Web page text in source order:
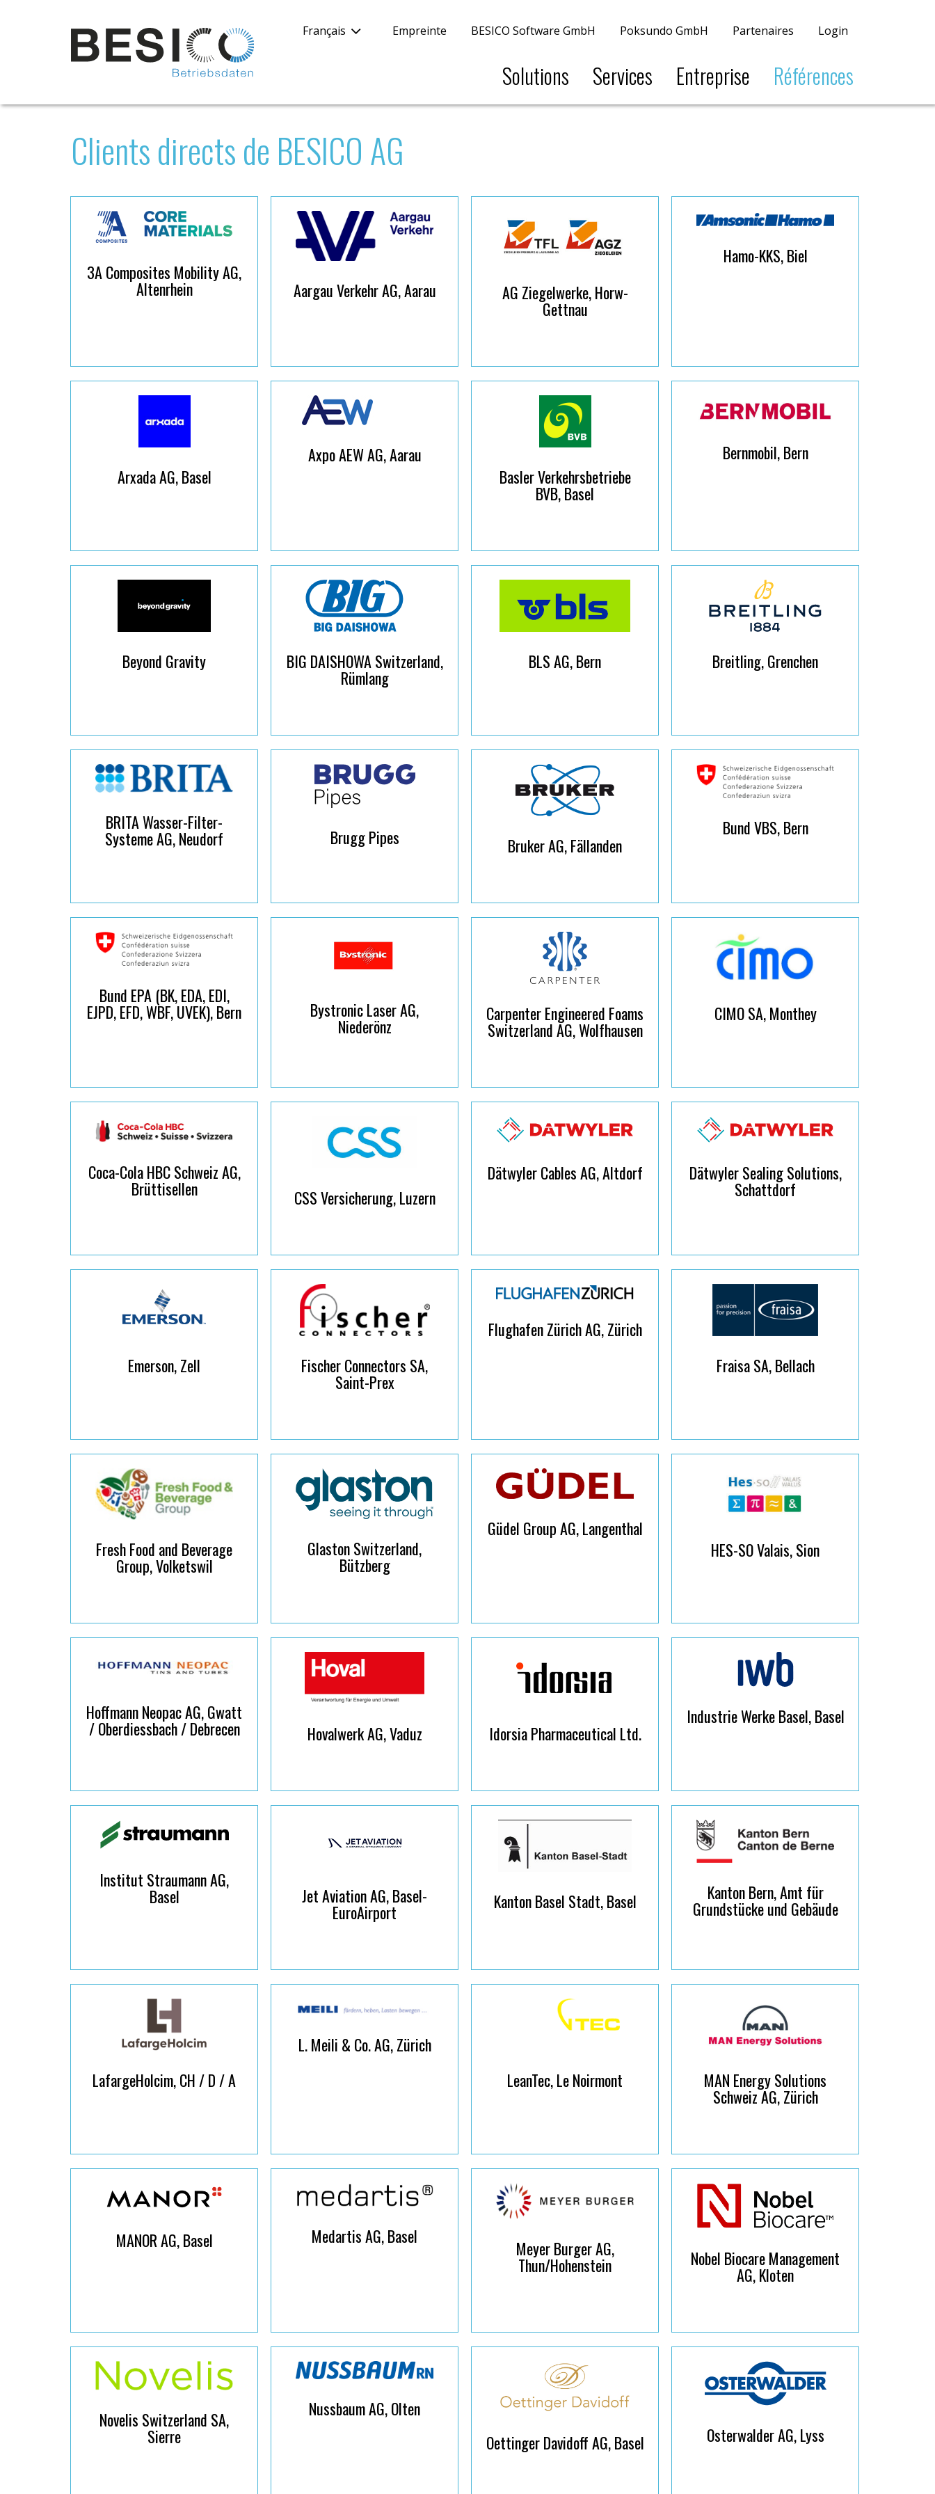
Français Empreinte BESICO Software GmbH Poksundo GmbH Partenaires Login
Solutions Services Entreprise Références
Clients directs de BESICO AG
3A Composites Mobility AG,
Altenrhein Aargau Verkehr AG, Aarau AG Ziegelwerke, Horw-
Gettnau
Hamo-KKS, Biel
Arxada AG, Basel
Axpo AEW AG, Aarau
Basler Verkehrsbetriebe
BVB, Basel
Bernmobil, Bern
Beyond Gravity BIG DAISHOWA Switzerland,
Rümlang
BLS AG, Bern Breitling, Grenchen
BRITA Wasser-Filter-
Systeme AG, Neudorf Brugg Pipes Bruker AG, Fällanden
Bund VBS, Bern
Bund EPA (BK, EDA, EDI,
EJPD, EFD, WBF, UVEK), Bern Bystronic Laser AG,
Niederönz
Carpenter Engineered Foams
Switzerland AG, Wolfhausen
CIMO SA, Monthey
Coca-Cola HBC Schweiz AG,
Brüttisellen CSS Versicherung, Luzern
Dätwyler Cables AG, Altdorf Dätwyler Sealing Solutions,
Schattdorf
Emerson, Zell Fischer Connectors SA,
Saint-Prex
Flughafen Zürich AG, Zürich
Fraisa SA, Bellach
Fresh Food and Beverage
Group, Volketswil
Glaston Switzerland,
Bützberg
Güdel Group AG, Langenthal
HES-SO Valais, Sion
Hoffmann Neopac AG, Gwatt
/ Oberdiessbach / Debrecen Hovalwerk AG, Vaduz Idorsia Pharmaceutical Ltd.
Industrie Werke Basel, Basel
Institut Straumann AG,
Basel Jet Aviation AG, Basel-
EuroAirport Kanton Basel Stadt, Basel Kanton Bern, Amt für
Grundstücke und Gebäude
LafargeHolcim, CH / D / A
L. Meili & Co. AG, Zürich
LeanTec, Le Noirmont
MAN Energy Solutions
Schweiz AG, Zürich
MANOR AG, Basel Medartis AG, Basel
Meyer Burger AG,
Thun/Hohenstein Nobel Biocare Management
AG, Kloten
Novelis Switzerland SA,
Sierre
Nussbaum AG, Olten
Oettinger Davidoff AG, Basel
Osterwalder AG, Lyss